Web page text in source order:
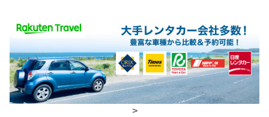
食事場所
朝食 食事処
夕食 食事処
チェックイン・チェックアウト時間
>